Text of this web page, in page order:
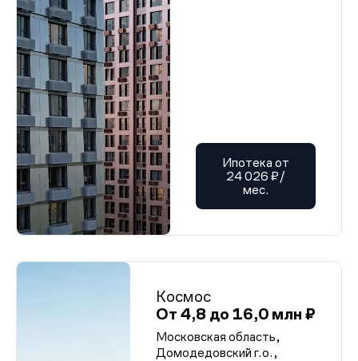
Ипотека от
24 026 ₽/
мес.
Космос
От 4,8 до 16,0 млн ₽
Московская область,
Домодедовский г.о.,